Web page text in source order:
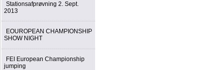
Stationsafprøvning 2. Sept.
2013
EOUROPEAN CHAMPIONSHIP
SHOW NIGHT
FEI European Championship
jumping